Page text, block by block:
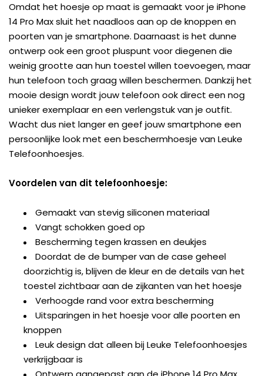
Omdat het hoesje op maat is gemaakt voor je iPhone
14 Pro Max sluit het naadloos aan op de knoppen en
poorten van je smartphone. Daarnaast is het dunne
ontwerp ook een groot pluspunt voor diegenen die
weinig grootte aan hun toestel willen toevoegen, maar
hun telefoon toch graag willen beschermen. Dankzij het
mooie design wordt jouw telefoon ook direct een nog
unieker exemplaar en een verlengstuk van je outfit.
Wacht dus niet langer en geef jouw smartphone een
persoonlijke look met een beschermhoesje van Leuke
Telefoonhoesjes.
Voordelen van dit telefoonhoesje:
Gemaakt van stevig siliconen materiaal
Vangt schokken goed op
Bescherming tegen krassen en deukjes
Doordat de de bumper van de case geheel
doorzichtig is, blijven de kleur en de details van het
toestel zichtbaar aan de zijkanten van het hoesje
Verhoogde rand voor extra bescherming
Uitsparingen in het hoesje voor alle poorten en
knoppen
Leuk design dat alleen bij Leuke Telefoonhoesjes
verkrijgbaar is